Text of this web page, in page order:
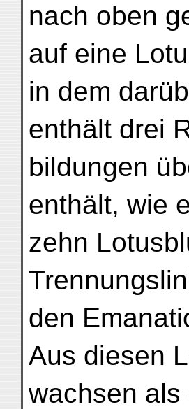
nach oben
auf eine
in dem
enthält drei
bildungen
enthält, wie
zehn
den
Aus diesen
wachsen